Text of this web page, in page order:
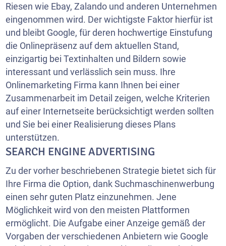
Riesen wie Ebay, Zalando und anderen Unternehmen
eingenommen wird. Der wichtigste Faktor hierfür ist
und bleibt Google, für deren hochwertige Einstufung
die Onlinepräsenz auf dem aktuellen Stand,
einzigartig bei Textinhalten und Bildern sowie
interessant und verlässlich sein muss. Ihre
Onlinemarketing Firma kann Ihnen bei einer
Zusammenarbeit im Detail zeigen, welche Kriterien
auf einer Internetseite berücksichtigt werden sollten
und Sie bei einer Realisierung dieses Plans
unterstützen.
SEARCH ENGINE ADVERTISING
Zu der vorher beschriebenen Strategie bietet sich für
Ihre Firma die Option, dank Suchmaschinenwerbung
einen sehr guten Platz einzunehmen. Jene
Möglichkeit wird von den meisten Plattformen
ermöglicht. Die Aufgabe einer Anzeige gemäß der
Vorgaben der verschiedenen Anbietern wie Google